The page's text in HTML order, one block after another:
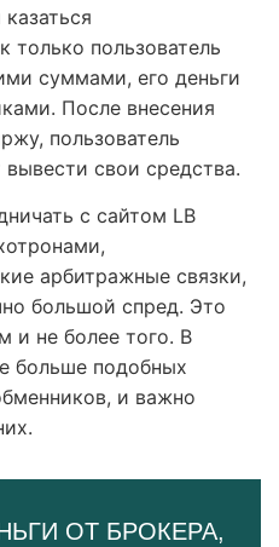
пользователь
суммами, его деньги
После внесения
пользователь
свои средства.
с сайтом LB
арбитражные связки,
большой спред. Это
и не более того. В
больше подобных
и важно
ОТ БРОКЕРА,